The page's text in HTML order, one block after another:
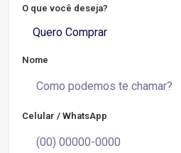
O que você deseja?
Quero Comprar
Nome
Celular / WhatsApp